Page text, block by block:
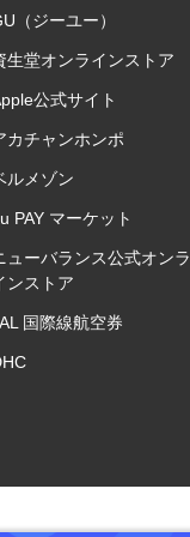
（ジーユー）
生堂オンラインストア
公式サイト
カチャンホンポ
ルメゾン
PAY マーケット
ューバランス公式オンラ
ンストア
国際線航空券